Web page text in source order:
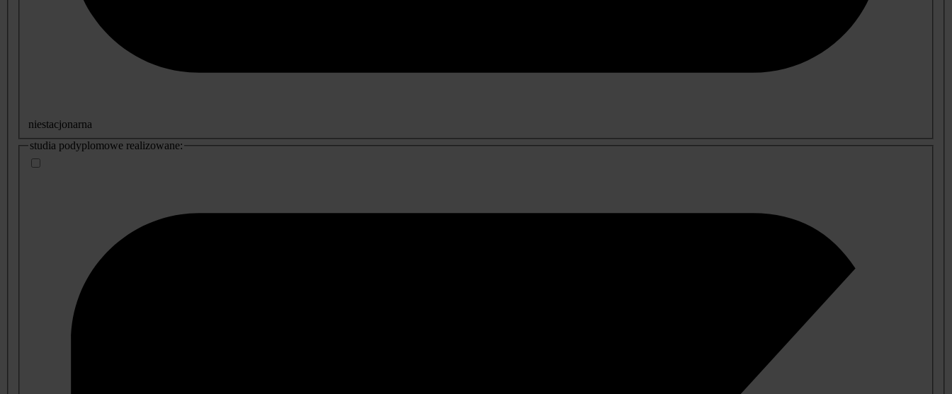
niestacjonarna
studia podyplomowe realizowane: